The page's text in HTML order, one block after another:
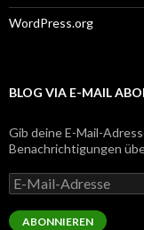
WordPress.org
BLOG VIA E-MAIL
Gib deine E-Mail-
Benachrichtigungen
E-
Mail-
Adresse
ABONNIEREN